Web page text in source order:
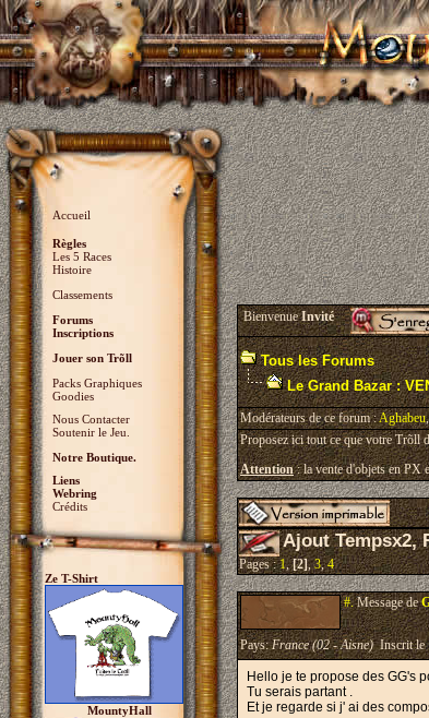
Accueil
Règles
Les 5 Races
Histoire
Classements
Forums
Inscriptions
Jouer son Trõll
Packs Graphiques
Goodies
Nous Contacter
Soutenir le Jeu.
Notre Boutique.
Liens
Webring
Crédits
Ze T-Shirt
MountyHall
BienvenueInvité
Tous les Forums
Le Grand Bazar :
Modérateurs de ce forum :Aghabeu
Proposez ici tout ce que votre Trõll
Attention: la vente d'objets en PX
Ajout Tempsx2,
Pages :1,[2],3,4
#.Message de
Pays:France (02 - Aisne)Inscrit le
Hello je te propose des GG's
Tu serais partant .
Et je regarde si j' ai des